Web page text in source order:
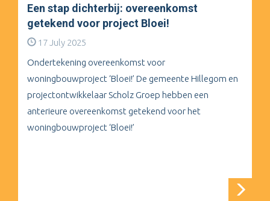
Een stap dichterbij: overeenkomst
getekend voor project Bloei!
17 July 2025
Ondertekening overeenkomst voor
woningbouwproject ‘Bloei!’ De gemeente Hillegom en
projectontwikkelaar Scholz Groep hebben een
anterieure overeenkomst getekend voor het
woningbouwproject ‘Bloei!’